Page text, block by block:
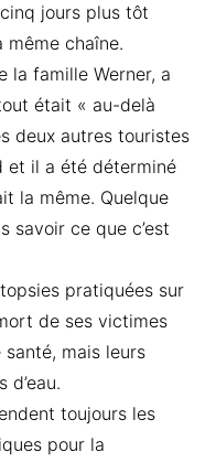
jours plus tôt
chaîne.
la famille Werner, a
était « au-delà
deux autres touristes
et il a été déterminé
la même. Quelque
savoir ce que c’est
pratiquées sur
de ses victimes
mais leurs
toujours les
pour la